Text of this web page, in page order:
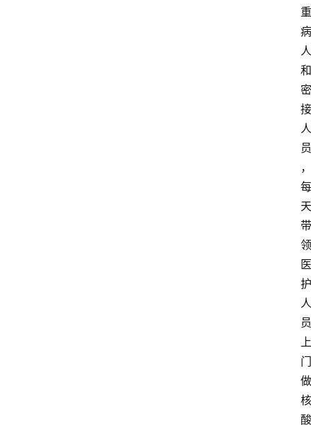
重
病
人
和
密
接
人
员
，
每
天
带
领
医
护
人
员
上
门
做
核
酸